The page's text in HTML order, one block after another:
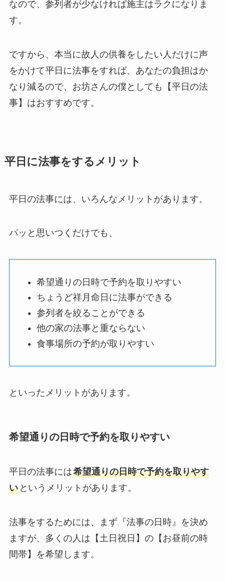
なので、参列者が少なければ施主はラクになりま
す。
ですから、本当に故人の供養をしたい人だけに声
をかけて平日に法事をすれば、あなたの負担はか
なり減るので、お坊さんの僕としても【平日の法
事】はおすすめです。
平日に法事をするメリット
平日の法事には、いろんなメリットがあります。
パッと思いつくだけでも、
希望通りの日時で予約を取りやすい
ちょうど祥月命日に法事ができる
参列者を絞ることができる
他の家の法事と重ならない
食事場所の予約が取りやすい
といったメリットがあります。
希望通りの日時で予約を取りやすい
平日の法事には希望通りの日時で予約を取りやす
いというメリットがあります。
法事をするためには、まず『法事の日時』を決め
ますが、多くの人は【土日祝日】の【お昼前の時
間帯】を希望します。